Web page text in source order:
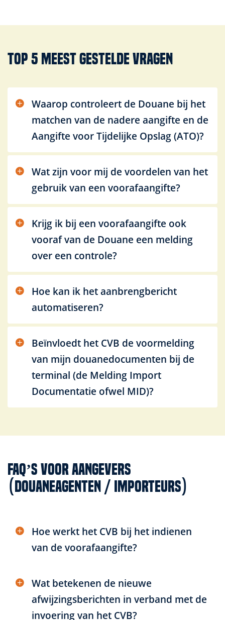
Top 5 meest gestelde vragen
Waarop controleert de Douane bij het
matchen van de nadere aangifte en de
Aangifte voor Tijdelijke Opslag (ATO)?
Wat zijn voor mij de voordelen van het
gebruik van een voorafaangifte?
Krijg ik bij een voorafaangifte ook
vooraf van de Douane een melding
over een controle?
Hoe kan ik het aanbrengbericht
automatiseren?
Beïnvloedt het CVB de voormelding
van mijn douanedocumenten bij de
terminal (de Melding Import
Documentatie ofwel MID)?
FAQ’s voor aangevers
(douaneagenten / importeurs)
Hoe werkt het CVB bij het indienen
van de voorafaangifte?
Wat betekenen de nieuwe
afwijzingsberichten in verband met de
invoering van het CVB?